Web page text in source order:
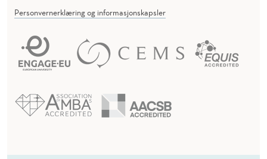
Personvernerklæring og informasjonskapsler